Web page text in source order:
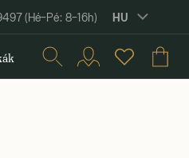
(Hé–Pé: 8–16h) HU